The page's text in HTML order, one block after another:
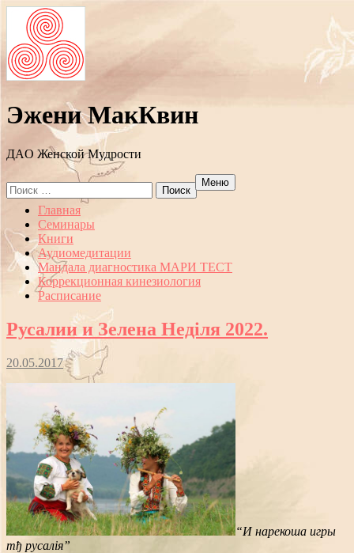
Эжени МакКвин
ДAO Женской Мудрости
Search
for:
Меню
Перейти
содержанию
Главная
Семинары
Книги
Аудиомедитации
Мандала диагностика МАРИ ТЕСТ
Коррекционная кинезиология
Расписание
Русалии и Зелена Неділя 2022.
20.05.2017
“И нарекоша игры
тђ русалія”